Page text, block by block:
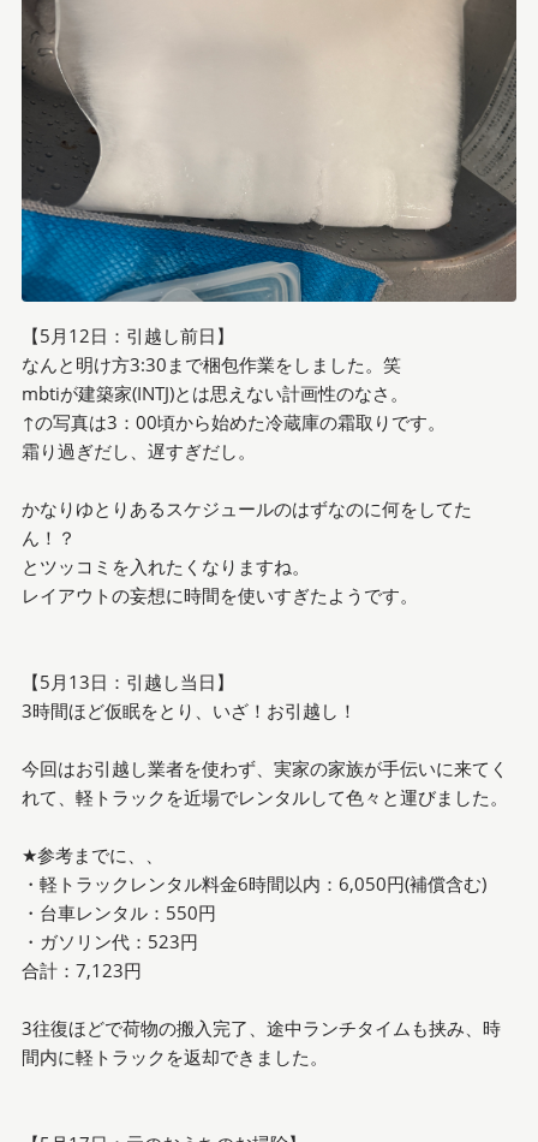
【5月12日：引越し前日】
なんと明け方3:30まで梱包作業をしました。笑
mbtiが建築家(INTJ)とは思えない計画性のなさ。
↑の写真は3：00頃から始めた冷蔵庫の霜取りです。
霜り過ぎだし、遅すぎだし。
かなりゆとりあるスケジュールのはずなのに何をしてた
ん！？
とツッコミを入れたくなりますね。
レイアウトの妄想に時間を使いすぎたようです。
【5月13日：引越し当日】
3時間ほど仮眠をとり、いざ！お引越し！
今回はお引越し業者を使わず、実家の家族が手伝いに来てく
れて、軽トラックを近場でレンタルして色々と運びました。
★参考までに、、
・軽トラックレンタル料金6時間以内：6,050円(補償含む)
・台車レンタル：550円
・ガソリン代：523円
合計：7,123円
3往復ほどで荷物の搬入完了、途中ランチタイムも挟み、時
間内に軽トラックを返却できました。